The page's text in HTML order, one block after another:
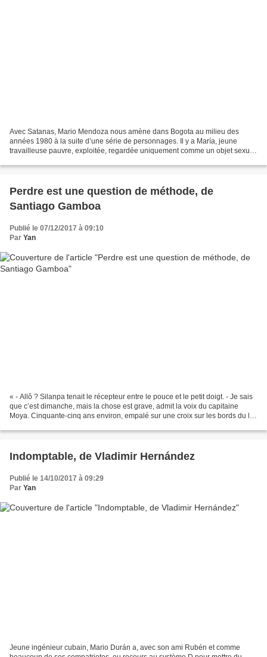
Avec Satanas, Mario Mendoza nous amène dans Bogota au milieu des
années 1980 à la suite d’une série de personnages. Il y a María, jeune
travailleuse pauvre, exploitée, regardée uniquement comme un objet sexuel,
Perdre est une question de méthode, de
Santiago Gamboa
Publié le 07/12/2017 à 09:10
Par Yan
« - Allô ? Silanpa tenait le récepteur entre le pouce et le petit doigt. - Je sais
que c’est dimanche, mais la chose est grave, admit la voix du capitaine
Moya. Cinquante-cinq ans environ, empalé sur une croix sur les bords du lac
Indomptable, de Vladimir Hernández
Publié le 14/10/2017 à 09:29
Par Yan
Jeune ingénieur cubain, Mario Durán a, avec son ami Rubén et comme